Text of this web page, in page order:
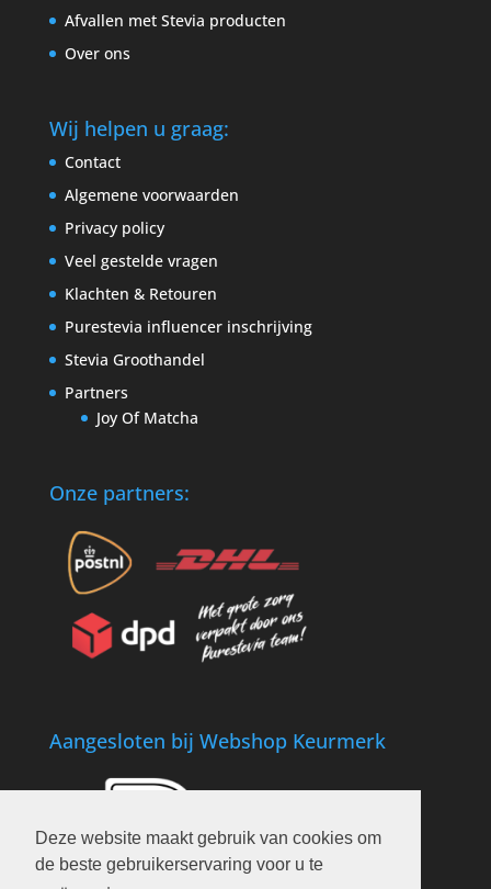
Deze website maakt gebruik van cookies om
de beste gebruikerservaring voor u te
Afvallen met Stevia producten
Over ons
Wij helpen u graag:
Contact
Algemene voorwaarden
Privacy policy
Veel gestelde vragen
Klachten & Retouren
Purestevia influencer inschrijving
Stevia Groothandel
Partners
Joy Of Matcha
Onze partners:
Aangesloten bij Webshop Keurmerk